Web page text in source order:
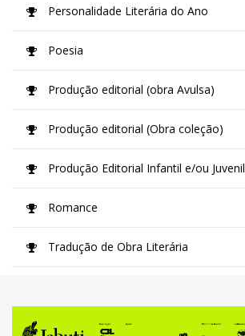
Personalidade Literária do Ano
Poesia
Produção editorial (obra Avulsa)
Produção editorial (Obra coleção)
Produção Editorial Infantil e/ou Juvenil
Romance
Tradução de Obra Literária